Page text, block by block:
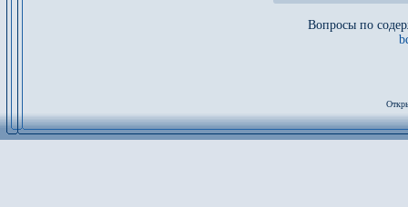
Вопросы по